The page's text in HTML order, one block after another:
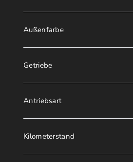
Außenfarbe
Getriebe
Antriebsart
Kilometerstand